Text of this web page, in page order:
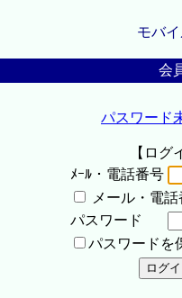
モバ
会
パスワード
【ログ
ﾒｰﾙ・電話番号
メール・電
パスワード
パスワードを